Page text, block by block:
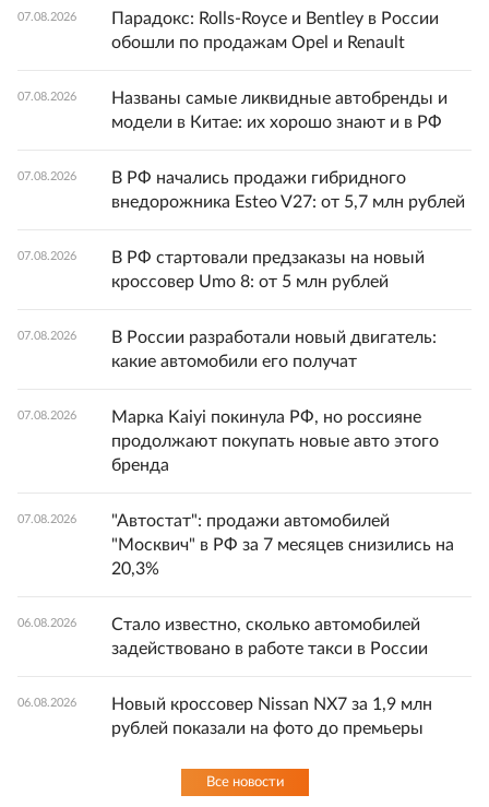
07.08.2026
Парадокс: Rolls-Royce и Bentley в России
обошли по продажам Opel и Renault
07.08.2026
Названы самые ликвидные автобренды и
модели в Китае: их хорошо знают и в РФ
07.08.2026
В РФ начались продажи гибридного
внедорожника Esteo V27: от 5,7 млн рублей
07.08.2026
В РФ стартовали предзаказы на новый
кроссовер Umo 8: от 5 млн рублей
07.08.2026
В России разработали новый двигатель:
какие автомобили его получат
07.08.2026
Марка Kaiyi покинула РФ, но россияне
продолжают покупать новые авто этого
бренда
07.08.2026
"Автостат": продажи автомобилей
"Москвич" в РФ за 7 месяцев снизились на
20,3%
06.08.2026
Стало известно, сколько автомобилей
задействовано в работе такси в России
06.08.2026
Новый кроссовер Nissan NX7 за 1,9 млн
рублей показали на фото до премьеры
Все новости